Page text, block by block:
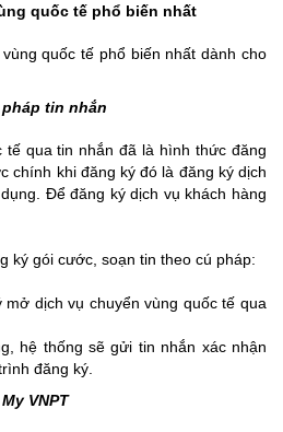
quốc tế phổ biến nhất
quốc tế phổ biến nhất dành cho
tin nhắn
tế qua tin nhắn đã là hình thức đăng
chính khi đăng ký đó là đăng ký dịch
Để đăng ký dịch vụ khách hàng
ký gói cước, soạn tin theo cú pháp:
dịch vụ chuyển vùng quốc tế qua
hệ thống sẽ gửi tin nhắn xác nhận
đăng ký.
VNPT